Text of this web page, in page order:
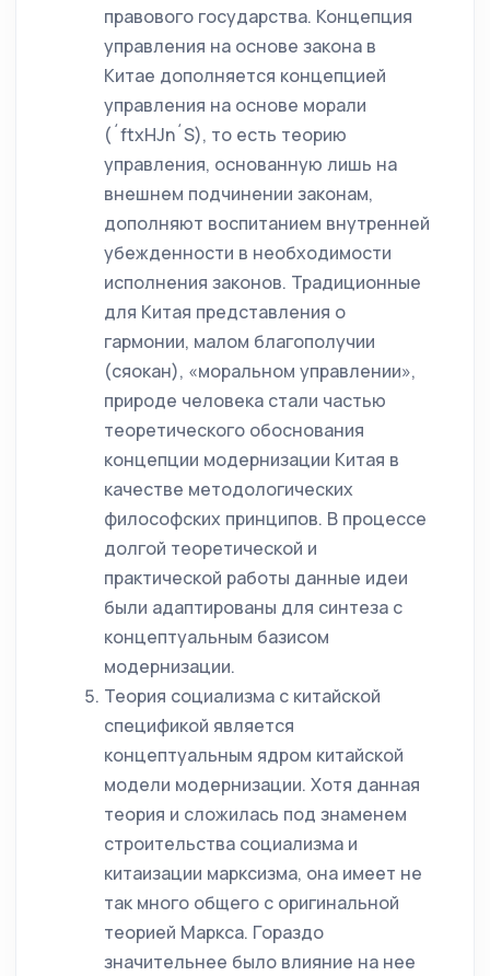
правового государства. Концепция
управления на основе закона в
Китае дополняется концепцией
управления на основе морали
(´ftxHJn´S), то есть теорию
управления, основанную лишь на
внешнем подчинении законам,
дополняют воспитанием внутренней
убежденности в необходимости
исполнения законов. Традиционные
для Китая представления о
гармонии, малом благополучии
(сяокан), «моральном управлении»,
природе человека стали частью
теоретического обоснования
концепции модернизации Китая в
качестве методологических
философских принципов. В процессе
долгой теоретической и
практической работы данные идеи
были адаптированы для синтеза с
концептуальным базисом
модернизации.
Теория социализма с китайской
спецификой является
концептуальным ядром китайской
модели модернизации. Хотя данная
теория и сложилась под знаменем
строительства социализма и
китаизации марксизма, она имеет не
так много общего с оригинальной
теорией Маркса. Гораздо
значительнее было влияние на нее